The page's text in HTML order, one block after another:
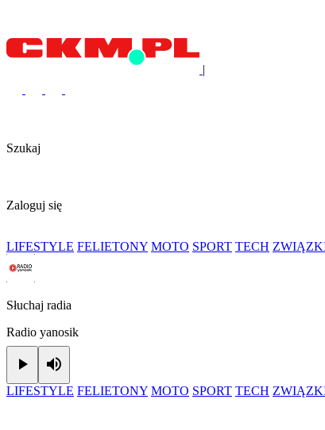
|
Szukaj
Zaloguj się
LIFESTYLE FELIETONY MOTO SPORT TECH
Słuchaj radia
Radio yanosik
Play
LIFESTYLE FELIETONY MOTO SPORT TECH